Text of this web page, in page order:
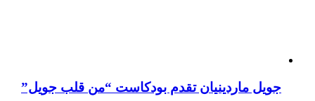
جويل ماردينيان تقدم بودكاست “من قلب جويل”